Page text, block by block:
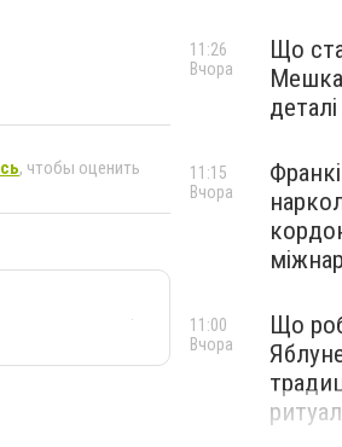
, чтобы оценить
Що
11:26
Вчора
11:15
Вчора
Що
11:00
Вчора